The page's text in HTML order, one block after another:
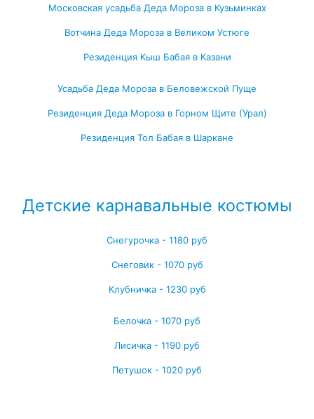
Московская усадьба Деда Мороза в Кузьминках
Вотчина Деда Мороза в Великом Устюге
Резиденция Кыш Бабая в Казани
Усадьба Деда Мороза в Беловежской Пуще
Резиденция Деда Мороза в Горном Щите (Урал)
Резиденция Тол Бабая в Шаркане
Детские карнавальные костюмы
Снегурочка - 1180 руб
Снеговик - 1070 руб
Клубничка - 1230 руб
Белочка - 1070 руб
Лисичка - 1190 руб
Петушок - 1020 руб